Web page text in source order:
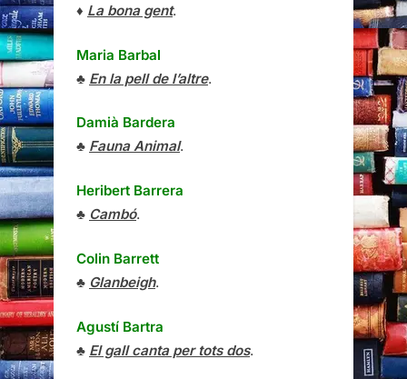
♦ La bona gent.
Maria Barbal
♣ En la pell de l’altre.
Damià Bardera
♣ Fauna Animal.
Heribert Barrera
♣ Cambó.
Colin Barrett
♣ Glanbeigh.
Agustí Bartra
♣ El gall canta per tots dos.